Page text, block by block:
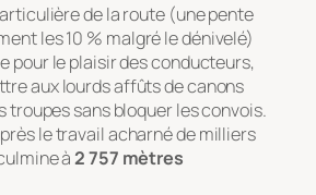
de la route (une pente
les 10 % malgré le dénivelé)
pour le plaisir des conducteurs,
aux lourds affûts de canons
troupes sans bloquer les convois.
le travail acharné de milliers
à2 757 mètres